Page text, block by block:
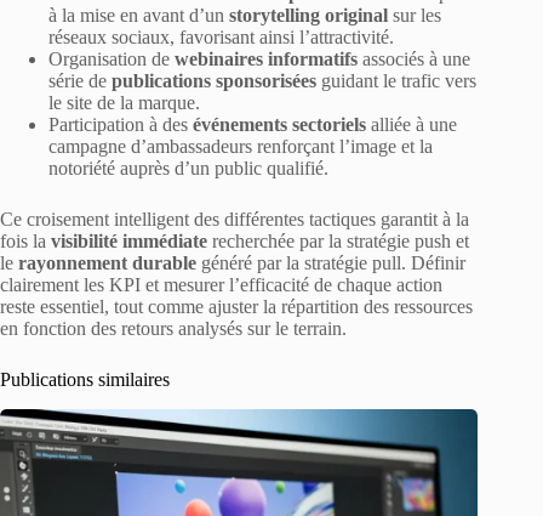
à la mise en avant d’un storytelling original sur les
réseaux sociaux, favorisant ainsi l’attractivité.
Organisation de webinaires informatifs associés à une
série de publications sponsorisées guidant le trafic vers
le site de la marque.
Participation à des événements sectoriels alliée à une
campagne d’ambassadeurs renforçant l’image et la
notoriété auprès d’un public qualifié.
Ce croisement intelligent des différentes tactiques garantit à la
fois la visibilité immédiate recherchée par la stratégie push et
le rayonnement durable généré par la stratégie pull. Définir
clairement les KPI et mesurer l’efficacité de chaque action
reste essentiel, tout comme ajuster la répartition des ressources
en fonction des retours analysés sur le terrain.
Publications similaires